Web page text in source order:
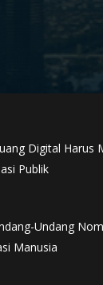
Digital Harus
Publik
Undang
Manusia